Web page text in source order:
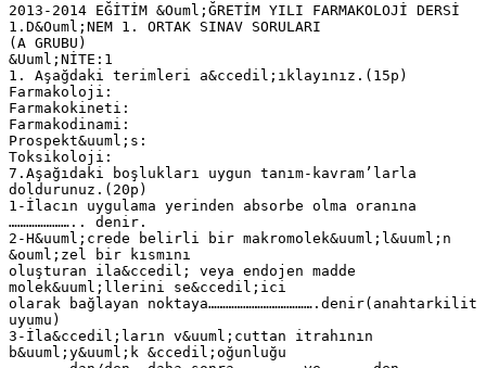
2013-2014 EĞİTİM &Ouml;ĞRETİM YILI FARMAKOLOJİ DERSİ
1.D&Ouml;NEM 1. ORTAK SINAV SORULARI
(A GRUBU)
&Uuml;NİTE:1
1. Aşağdaki terimleri a&ccedil;ıklayınız.(15p)
Farmakoloji:
Farmakokineti:
Farmakodinami:
Prospekt&uuml;s:
Toksikoloji:
7.Aşağıdaki boşlukları uygun tanım-kavram’larla
doldurunuz.(20p)
1-İlacın uygulama yerinden absorbe olma oranına
………………….. denir.
2-H&uuml;crede belirli bir makromolek&uuml;l&uuml;n
&ouml;zel bir kısmını
oluşturan ila&ccedil; veya endojen madde
molek&uuml;llerini se&ccedil;ici
olarak bağlayan noktaya……………………………….denir(anahtarkilit
uyumu)
3-İla&ccedil;ların v&uuml;cuttan itrahının
b&uuml;y&uuml;k &ccedil;oğunluğu